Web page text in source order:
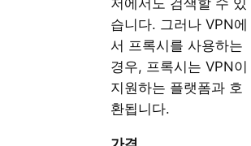
습니다. 그러나 VPN에
서 프록시를 사용하는
경우, 프록시는 VPN이
지원하는 플랫폼과 호
환됩니다.